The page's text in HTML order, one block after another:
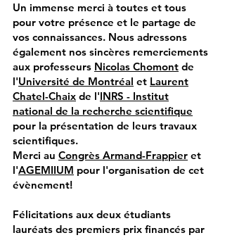
Un immense merci à toutes et tous
pour votre présence et le partage de
vos connaissances. Nous adressons
également nos sincères remerciements
aux professeurs Nicolas Chomont de
l'Université de Montréal et Laurent
Chatel-Chaix de l'INRS - Institut
national de la recherche scientifique
pour la présentation de leurs travaux
scientifiques.
Merci au Congrès Armand-Frappier et
l'AGEMIIUM pour l'organisation de cet
évènement!
Félicitations aux deux étudiants
lauréats des premiers prix financés par